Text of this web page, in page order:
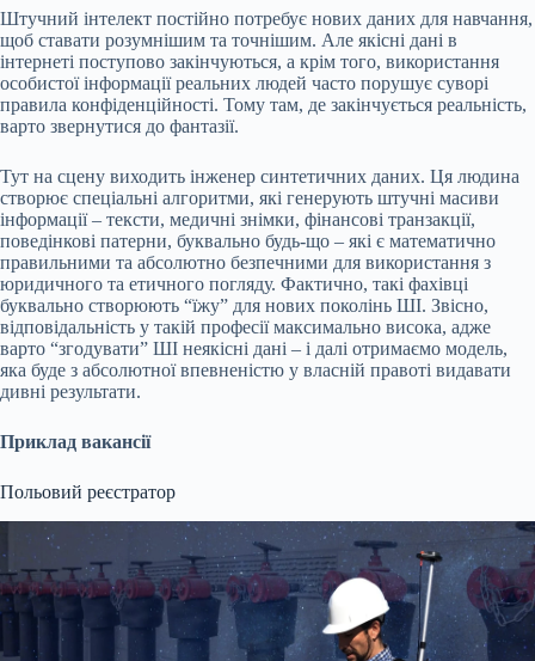
Штучний інтелект постійно потребує нових даних для навчання,
щоб ставати розумнішим та точнішим. Але якісні дані в
інтернеті поступово закінчуються, а крім того, використання
особистої інформації реальних людей часто порушує суворі
правила конфіденційності. Тому там, де закінчується реальність,
варто звернутися до фантазії.
Тут на сцену виходить інженер синтетичних даних. Ця людина
створює спеціальні алгоритми, які генерують штучні масиви
інформації – тексти, медичні знімки, фінансові транзакції,
поведінкові патерни, буквально будь-що – які є математично
правильними та абсолютно безпечними для використання з
юридичного та етичного погляду. Фактично, такі фахівці
буквально створюють “їжу” для нових поколінь ШІ. Звісно,
відповідальність у такій професії максимально висока, адже
варто “згодувати” ШІ неякісні дані – і далі отримаємо модель,
яка буде з абсолютної впевненістю у власній правоті видавати
дивні результати.
Приклад вакансії
Польовий реєстратор